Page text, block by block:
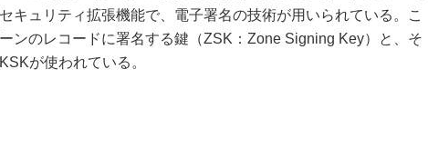
キュリティ拡張機能で、電子署名の技術が用いられている。こ
ンのレコードに署名する鍵（ZSK：Zone Signing Key）と、そ
が使われている。